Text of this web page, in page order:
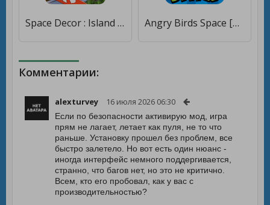
Space Decor : Island [Много монет] Angry Birds Space [Много монет]
Комментарии:
alexturvey 16 июля 2026 06:30
Если по безопасности активирую мод, игра
прям не лагает, летает как пуля, не то что
раньше. Установку прошел без проблем, все
быстро залетело. Но вот есть один нюанс -
иногда интерфейс немного поддергивается,
странно, что багов нет, но это не критично.
Всем, кто его пробовал, как у вас с
производительностью?